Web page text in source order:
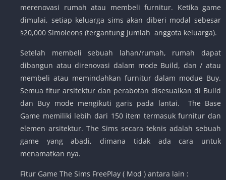
merenovasi rumah atau membeli furnitur. Ketika game
dimulai, setiap keluarga sims akan diberi modal sebesar
§20,000 Simoleons (tergantung jumlah anggota keluarga).
Setelah membeli sebuah lahan/rumah, rumah dapat
dibangun atau direnovasi dalam mode Build, dan / atau
membeli atau memindahkan furnitur dalam modue Buy.
Semua fitur arsitektur dan perabotan disesuaikan di Build
dan Buy mode mengikuti garis pada lantai. The Base
Game memiliki lebih dari 150 item termasuk furnitur dan
elemen arsitektur. The Sims secara teknis adalah sebuah
game yang abadi, dimana tidak ada cara untuk
menamatkan nya.
Fitur Game The Sims FreePlay ( Mod ) antara lain :